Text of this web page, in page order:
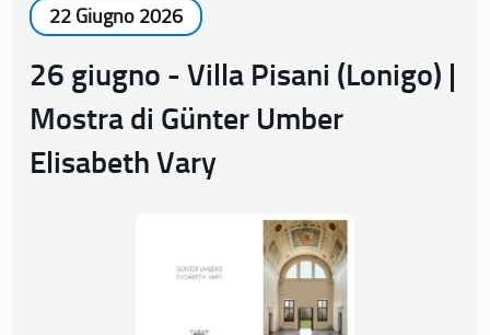
22 Giugno 2026
26 giugno - Villa Pisani (Lonigo) |
Mostra di Günter Umber
Elisabeth Vary